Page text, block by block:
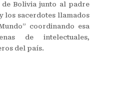
de Bolivia junto al padre
los sacerdotes llamados
coordinando esa
de intelectuales,
del país.